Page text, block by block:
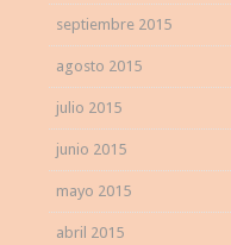
septiembre 2015
agosto 2015
julio 2015
junio 2015
mayo 2015
abril 2015